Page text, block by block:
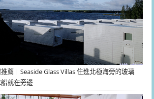
薦｜Seaside Glass Villas 住進北極海旁的玻璃
就在旁邊